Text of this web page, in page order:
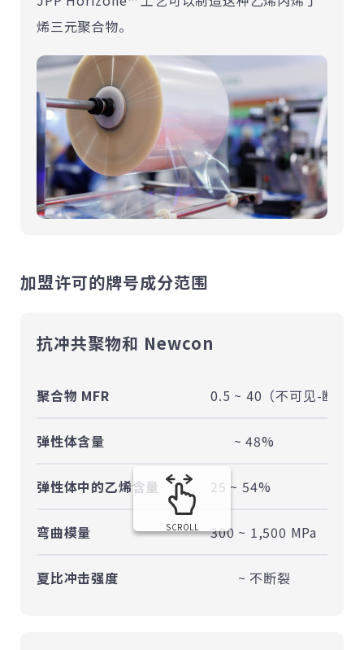
烯三元聚合物。
加盟许可的牌号成分范围
抗冲共聚物和 Newcon
聚合物 MFR 0.5 ~ 40（不可见-断裂
弹性体含量 ~ 48%
弹性体中的乙烯含量 25 ~ 54%
弯曲模量 300 ~ 1,500 MPa
夏比冲击强度 ~ 不断裂
SCROLL